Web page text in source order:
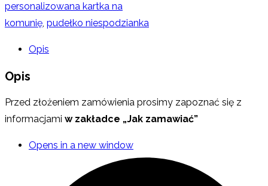
personalizowana kartka na
komunię, pudełko niespodzianka
Opis
Opis
Przed złożeniem zamówienia prosimy zapoznać się z
informacjami w zakładce „Jak zamawiać”
Opens in a new window